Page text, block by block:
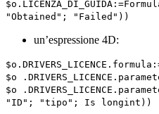
$o . LICENZA_DI_GUIDA :=
"Obtained"; "Failed"))
un’espressione 4D:
$o . DRIVERS_LICENCE . formula
$o . DRIVERS_LICENCE .
$o . DRIVERS_LICENCE .
"ID"; "tipo"; Is longint ))